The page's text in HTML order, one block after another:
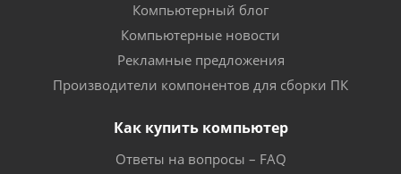
Компьютерный блог
Компьютерные новости
Рекламные предложения
Производители компонентов для сборки ПК
Как купить компьютер
Ответы на вопросы – FAQ